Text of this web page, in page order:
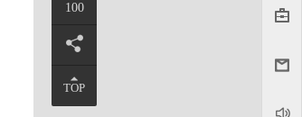
100
TOP